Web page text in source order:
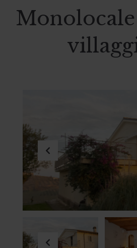
Previous